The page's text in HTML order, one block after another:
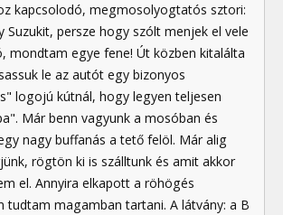
kapcsolodó, megmosolyogtatós sztori:
Suzukit, persze hogy szólt menjek el vele
mondtam egye fene! Út közben kitalálta
le az autót egy bizonyos
logojú kútnál, hogy legyen teljesen
Már benn vagyunk a mosóban és
nagy buffanás a tető felöl. Már alig
rögtön ki is szálltunk és amit akkor
el. Annyira elkapott a röhögés
tudtam magamban tartani. A látvány: a B